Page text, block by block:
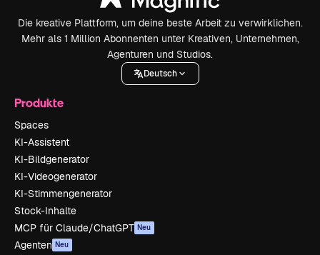
Die kreative Plattform, um deine beste Arbeit zu verwirklichen.
Mehr als 1 Million Abonnenten unter Kreativen, Unternehmen,
Agenturen und Studios.
Deutsch
Produkte
Spaces
KI-Assistent
KI-Bildgenerator
KI-Videogenerator
KI-Stimmengenerator
Stock-Inhalte
MCP für Claude/ChatGPT Neu
Agenten Neu